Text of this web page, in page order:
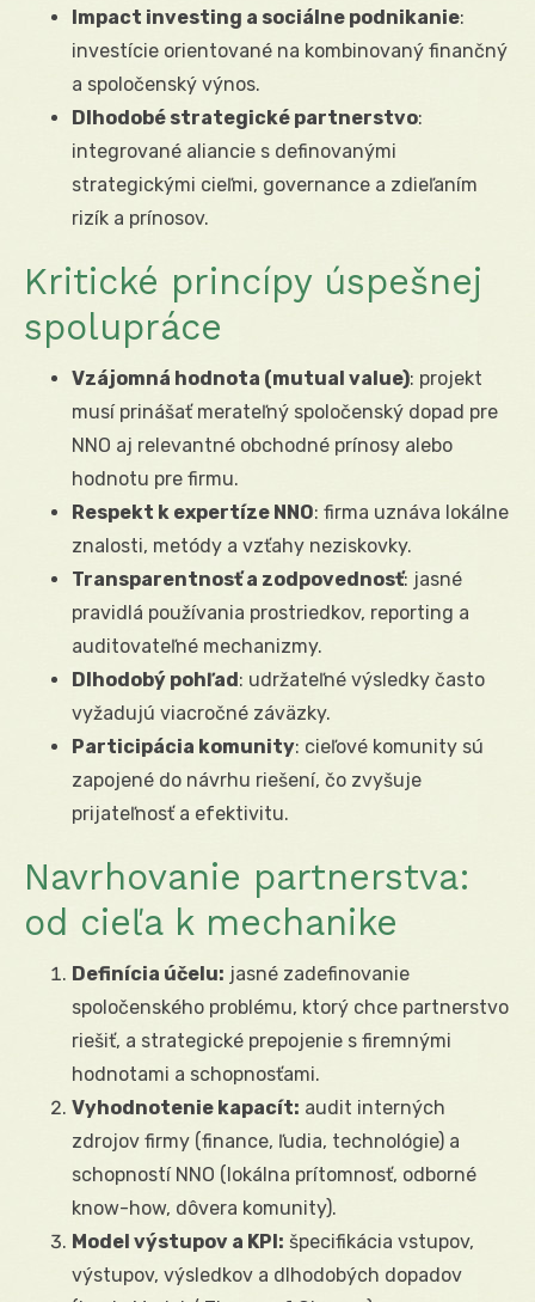
Impact investing a sociálne podnikanie:
investície orientované na kombinovaný finančný
a spoločenský výnos.
Dlhodobé strategické partnerstvo:
integrované aliancie s definovanými
strategickými cieľmi, governance a zdieľaním
rizík a prínosov.
Kritické princípy úspešnej
spolupráce
Vzájomná hodnota (mutual value): projekt
musí prinášať merateľný spoločenský dopad pre
NNO aj relevantné obchodné prínosy alebo
hodnotu pre firmu.
Respekt k expertíze NNO: firma uznáva lokálne
znalosti, metódy a vzťahy neziskovky.
Transparentnosť a zodpovednosť: jasné
pravidlá používania prostriedkov, reporting a
auditovateľné mechanizmy.
Dlhodobý pohľad: udržateľné výsledky často
vyžadujú viacročné záväzky.
Participácia komunity: cieľové komunity sú
zapojené do návrhu riešení, čo zvyšuje
prijateľnosť a efektivitu.
Navrhovanie partnerstva:
od cieľa k mechanike
Definícia účelu: jasné zadefinovanie
spoločenského problému, ktorý chce partnerstvo
riešiť, a strategické prepojenie s firemnými
hodnotami a schopnosťami.
Vyhodnotenie kapacít: audit interných
zdrojov firmy (finance, ľudia, technológie) a
schopností NNO (lokálna prítomnosť, odborné
know-how, dôvera komunity).
Model výstupov a KPI: špecifikácia vstupov,
výstupov, výsledkov a dlhodobých dopadov